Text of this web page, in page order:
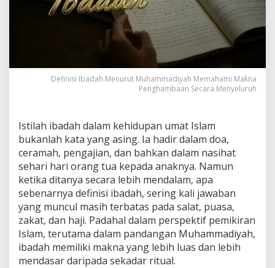
Definisi Ibadah Menurut Muhammadiyah Memahami Makna
Penghambaan Secara Menyeluruh
Istilah ibadah dalam kehidupan umat Islam
bukanlah kata yang asing. Ia hadir dalam doa,
ceramah, pengajian, dan bahkan dalam nasihat
sehari hari orang tua kepada anaknya. Namun
ketika ditanya secara lebih mendalam, apa
sebenarnya definisi ibadah, sering kali jawaban
yang muncul masih terbatas pada salat, puasa,
zakat, dan haji. Padahal dalam perspektif pemikiran
Islam, terutama dalam pandangan Muhammadiyah,
ibadah memiliki makna yang lebih luas dan lebih
mendasar daripada sekadar ritual.